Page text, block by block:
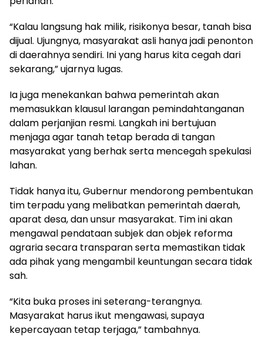
“Kalau langsung hak milik, risikonya besar, tanah bisa
dijual. Ujungnya, masyarakat asli hanya jadi penonton
di daerahnya sendiri. Ini yang harus kita cegah dari
sekarang,” ujarnya lugas.
Ia juga menekankan bahwa pemerintah akan
memasukkan klausul larangan pemindahtanganan
dalam perjanjian resmi. Langkah ini bertujuan
menjaga agar tanah tetap berada di tangan
masyarakat yang berhak serta mencegah spekulasi
lahan.
Tidak hanya itu, Gubernur mendorong pembentukan
tim terpadu yang melibatkan pemerintah daerah,
aparat desa, dan unsur masyarakat. Tim ini akan
mengawal pendataan subjek dan objek reforma
agraria secara transparan serta memastikan tidak
ada pihak yang mengambil keuntungan secara tidak
sah.
“Kita buka proses ini seterang-terangnya.
Masyarakat harus ikut mengawasi, supaya
kepercayaan tetap terjaga,” tambahnya.